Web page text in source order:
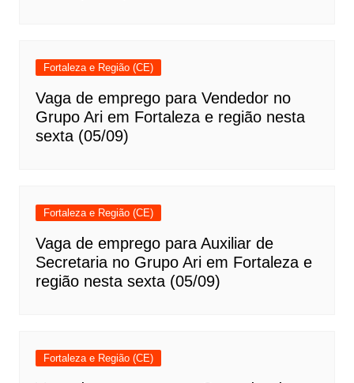
Fortaleza e Região (CE)
Vaga de emprego para Vendedor no
Grupo Ari em Fortaleza e região nesta
sexta (05/09)
Fortaleza e Região (CE)
Vaga de emprego para Auxiliar de
Secretaria no Grupo Ari em Fortaleza e
região nesta sexta (05/09)
Fortaleza e Região (CE)